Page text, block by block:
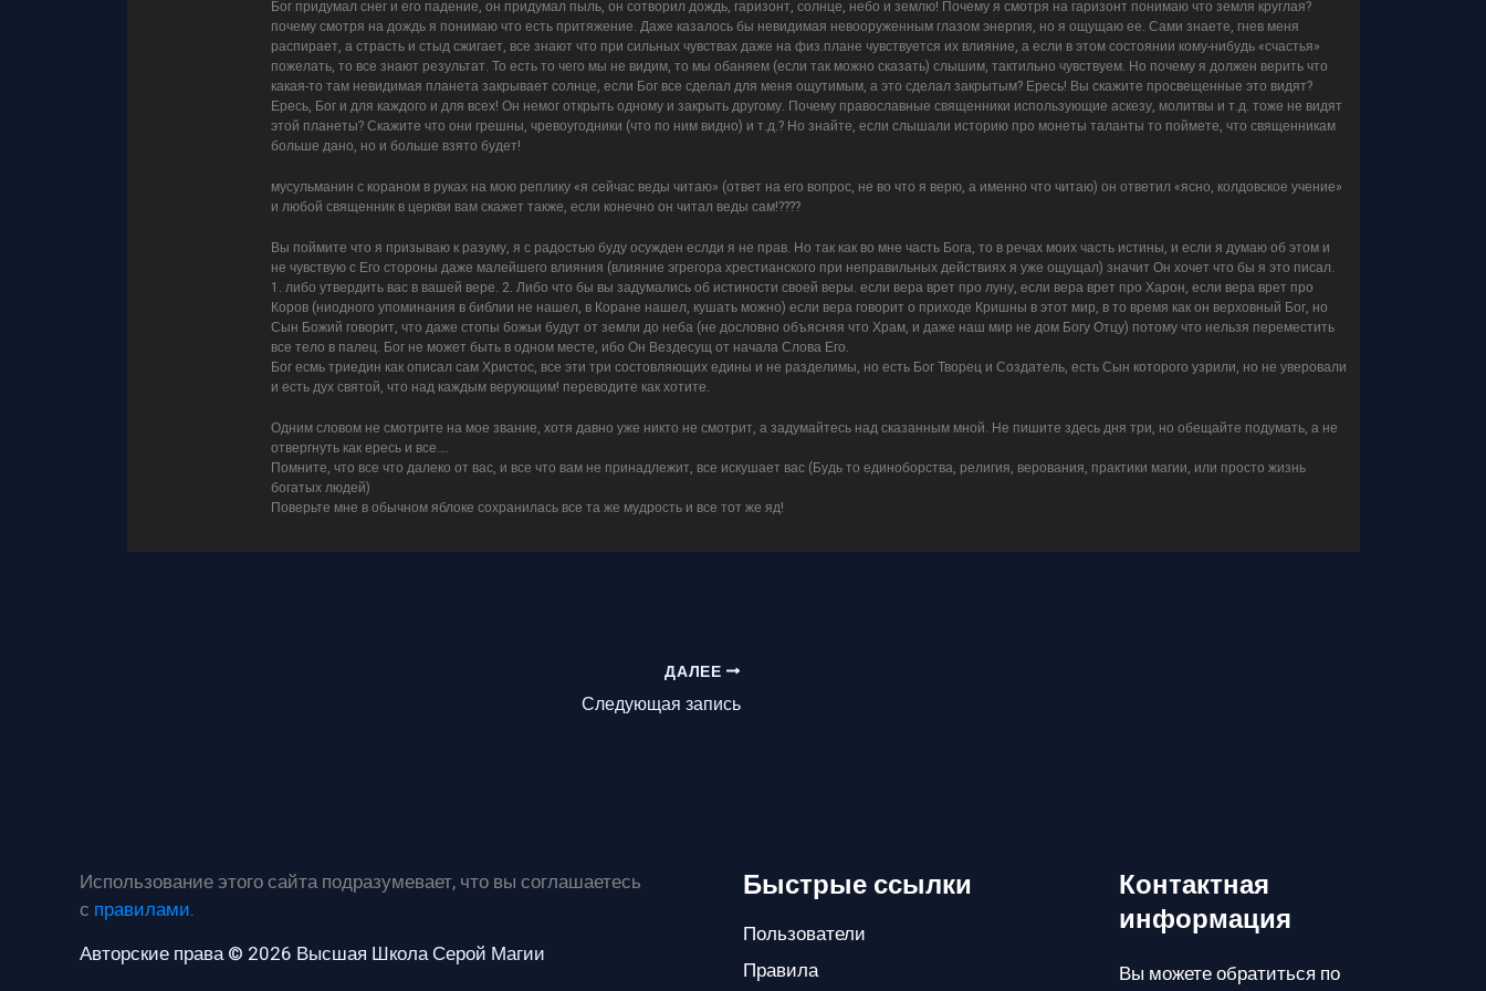
Бог придумал снег и его падение, он придумал пыль, он сотворил дождь, гаризонт, солнце, небо и землю! Почему я смотря на гаризонт понимаю что земля круглая?
почему смотря на дождь я понимаю что есть притяжение. Даже казалось бы невидимая невооруженным глазом энергия, но я ощущаю ее. Сами знаете, гнев меня
распирает, а страсть и стыд сжигает, все знают что при сильных чувствах даже на физ.плане чувствуется их влияние, а если в этом состоянии кому-нибудь «счастья»
пожелать, то все знают результат. То есть то чего мы не видим, то мы обаняем (если так можно сказать) слышим, тактильно чувствуем. Но почему я должен верить что
какая-то там невидимая планета закрывает солнце, если Бог все сделал для меня ощутимым, а это сделал закрытым? Ересь! Вы скажите просвещенные это видят?
Ересь, Бог и для каждого и для всех! Он немог открыть одному и закрыть другому. Почему православные священники использующие аскезу, молитвы и т.д. тоже не видят
этой планеты? Скажите что они грешны, чревоугодники (что по ним видно) и т.д.? Но знайте, если слышали историю про монеты таланты то поймете, что священникам
больше дано, но и больше взято будет!
мусульманин с кораном в руках на мою реплику «я сейчас веды читаю» (ответ на его вопрос, не во что я верю, а именно что читаю) он ответил «ясно, колдовское учение»
и любой священник в церкви вам скажет также, если конечно он читал веды сам!????
Вы поймите что я призываю к разуму, я с радостью буду осужден еслди я не прав. Но так как во мне часть Бога, то в речах моих часть истины, и если я думаю об этом и
не чувствую с Его стороны даже малейшего влияния (влияние эгрегора хрестианского при неправильных действиях я уже ощущал) значит Он хочет что бы я это писал.
1. либо утвердить вас в вашей вере. 2. Либо что бы вы задумались об истиности своей веры. если вера врет про луну, если вера врет про Харон, если вера врет про
Коров (ниодного упоминания в библии не нашел, в Коране нашел, кушать можно) если вера говорит о приходе Кришны в этот мир, в то время как он верховный Бог, но
Сын Божий говорит, что даже стопы божьи будут от земли до неба (не дословно объясняя что Храм, и даже наш мир не дом Богу Отцу) потому что нельзя переместить
все тело в палец. Бог не может быть в одном месте, ибо Он Вездесущ от начала Слова Его.
Бог есмь триедин как описал сам Христос, все эти три состовляющих едины и не разделимы, но есть Бог Творец и Создатель, есть Сын которого узрили, но не уверовали
и есть дух святой, что над каждым верующим! переводите как хотите.
Одним словом не смотрите на мое звание, хотя давно уже никто не смотрит, а задумайтесь над сказанным мной. Не пишите здесь дня три, но обещайте подумать, а не
отвергнуть как ересь и все….
Помните, что все что далеко от вас, и все что вам не принадлежит, все искушает вас (Будь то единоборства, религия, верования, практики магии, или просто жизнь
богатых людей)
Поверьте мне в обычном яблоке сохранилась все та же мудрость и все тот же яд!
ДАЛЕЕ
Следующая запись
Использование этого сайта подразумевает, что вы соглашаетесь
с правилами.
Авторские права © 2026 Высшая Школа Серой Магии
Быстрые ссылки
Пользователи
Правила
Контактная
информация
Вы можете обратиться по